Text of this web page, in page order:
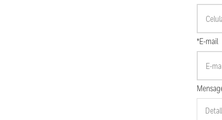
*E-mail